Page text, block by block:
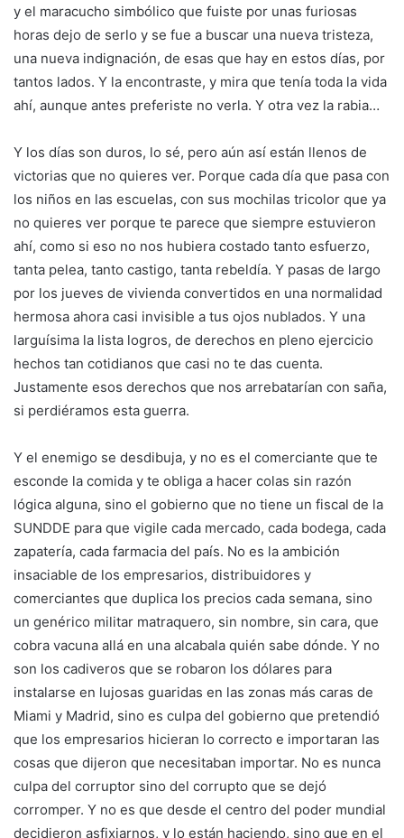
y el maracucho simbólico que fuiste por unas furiosas
horas dejo de serlo y se fue a buscar una nueva tristeza,
una nueva indignación, de esas que hay en estos días, por
tantos lados. Y la encontraste, y mira que tenía toda la vida
ahí, aunque antes preferiste no verla. Y otra vez la rabia…
Y los días son duros, lo sé, pero aún así están llenos de
victorias que no quieres ver. Porque cada día que pasa con
los niños en las escuelas, con sus mochilas tricolor que ya
no quieres ver porque te parece que siempre estuvieron
ahí, como si eso no nos hubiera costado tanto esfuerzo,
tanta pelea, tanto castigo, tanta rebeldía. Y pasas de largo
por los jueves de vivienda convertidos en una normalidad
hermosa ahora casi invisible a tus ojos nublados. Y una
larguísima la lista logros, de derechos en pleno ejercicio
hechos tan cotidianos que casi no te das cuenta.
Justamente esos derechos que nos arrebatarían con saña,
si perdiéramos esta guerra.
Y el enemigo se desdibuja, y no es el comerciante que te
esconde la comida y te obliga a hacer colas sin razón
lógica alguna, sino el gobierno que no tiene un fiscal de la
SUNDDE para que vigile cada mercado, cada bodega, cada
zapatería, cada farmacia del país. No es la ambición
insaciable de los empresarios, distribuidores y
comerciantes que duplica los precios cada semana, sino
un genérico militar matraquero, sin nombre, sin cara, que
cobra vacuna allá en una alcabala quién sabe dónde. Y no
son los cadiveros que se robaron los dólares para
instalarse en lujosas guaridas en las zonas más caras de
Miami y Madrid, sino es culpa del gobierno que pretendió
que los empresarios hicieran lo correcto e importaran las
cosas que dijeron que necesitaban importar. No es nunca
culpa del corruptor sino del corrupto que se dejó
corromper. Y no es que desde el centro del poder mundial
decidieron asfixiarnos, y lo están haciendo, sino que en el